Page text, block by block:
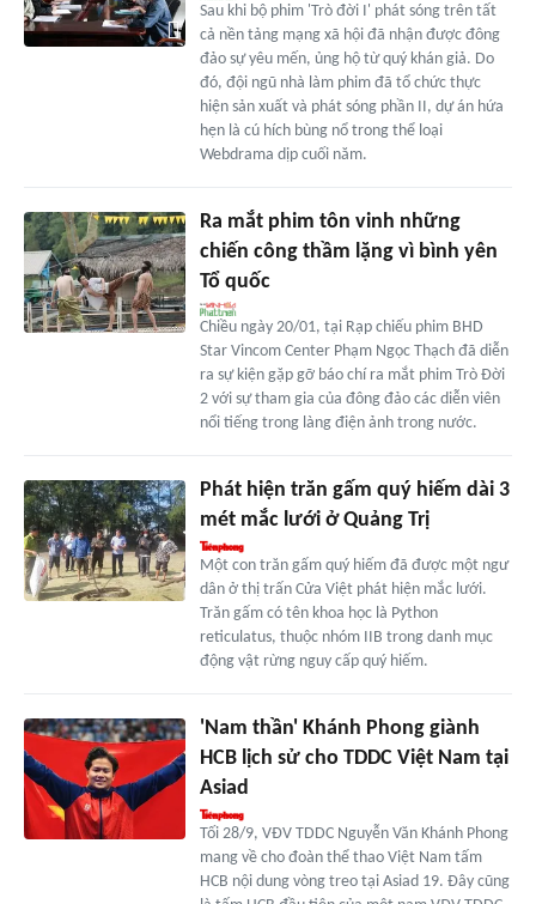
Sau khi bộ phim 'Trò đời I' phát sóng trên tất
cả nền tảng mạng xã hội đã nhận được đông
đảo sự yêu mến, ủng hộ từ quý khán giả. Do
đó, đội ngũ nhà làm phim đã tổ chức thực
hiện sản xuất và phát sóng phần II, dự án hứa
hẹn là cú hích bùng nổ trong thể loại
Webdrama dịp cuối năm.
Ra mắt phim tôn vinh những
chiến công thầm lặng vì bình yên
Tổ quốc
Chiều ngày 20/01, tại Rạp chiếu phim BHD
Star Vincom Center Phạm Ngọc Thạch đã diễn
ra sự kiện gặp gỡ báo chí ra mắt phim Trò Đời
2 với sự tham gia của đông đảo các diễn viên
nổi tiếng trong làng điện ảnh trong nước.
Phát hiện trăn gấm quý hiếm dài 3
mét mắc lưới ở Quảng Trị
Một con trăn gấm quý hiếm đã được một ngư
dân ở thị trấn Cửa Việt phát hiện mắc lưới.
Trăn gấm có tên khoa học là Python
reticulatus, thuộc nhóm IIB trong danh mục
động vật rừng nguy cấp quý hiếm.
'Nam thần' Khánh Phong giành
HCB lịch sử cho TDDC Việt Nam tại
Asiad
Tối 28/9, VĐV TDDC Nguyễn Văn Khánh Phong
mang về cho đoàn thể thao Việt Nam tấm
HCB nội dung vòng treo tại Asiad 19. Đây cũng